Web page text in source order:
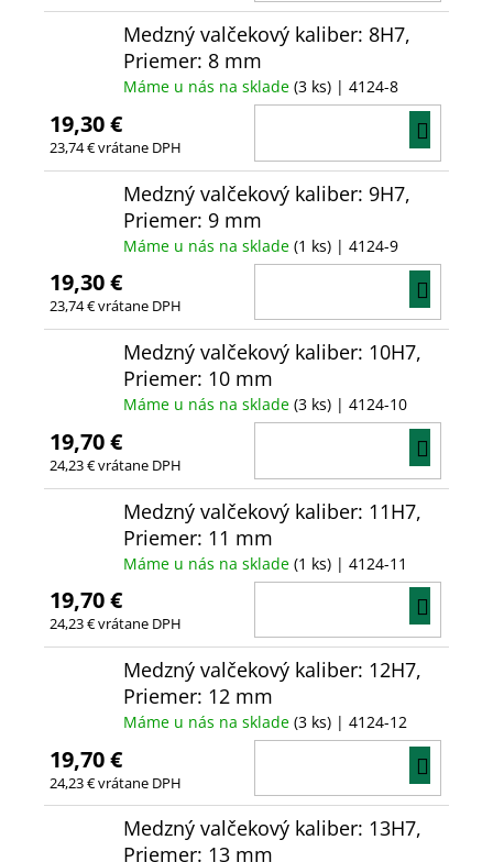
Medzný valčekový kaliber: 8H7,
Priemer: 8 mm
Máme u nás na sklade (3 ks) | 4124-8
19,30 €
23,74 € vrátane DPH
Medzný valčekový kaliber: 9H7,
Priemer: 9 mm
Máme u nás na sklade (1 ks) | 4124-9
19,30 €
23,74 € vrátane DPH
Medzný valčekový kaliber: 10H7,
Priemer: 10 mm
Máme u nás na sklade (3 ks) | 4124-10
19,70 €
24,23 € vrátane DPH
Medzný valčekový kaliber: 11H7,
Priemer: 11 mm
Máme u nás na sklade (1 ks) | 4124-11
19,70 €
24,23 € vrátane DPH
Medzný valčekový kaliber: 12H7,
Priemer: 12 mm
Máme u nás na sklade (3 ks) | 4124-12
19,70 €
24,23 € vrátane DPH
Medzný valčekový kaliber: 13H7,
Priemer: 13 mm